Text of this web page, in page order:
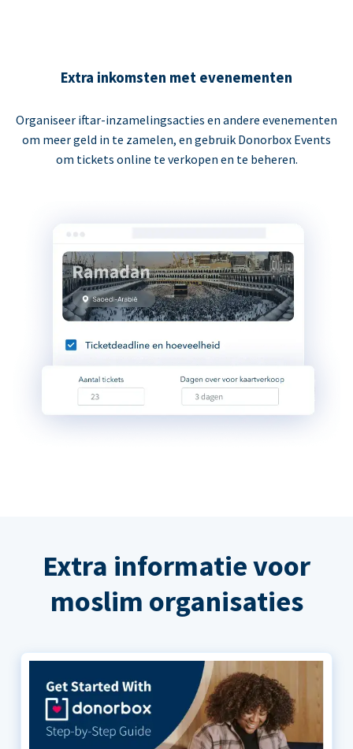
Extra inkomsten met evenementen
Organiseer iftar-inzamelingsacties en andere evenementen
om meer geld in te zamelen, en gebruik Donorbox Events
om tickets online te verkopen en te beheren.
Extra informatie voor
moslim organisaties